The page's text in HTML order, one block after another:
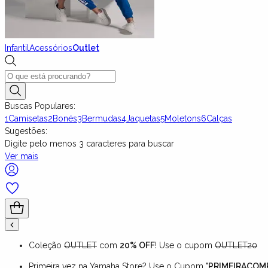
Infantil AcessóriosOutlet
Buscas Populares:
1Camisetas2Bonés3Bermudas4Jaquetas5Moletons6Calças
Sugestões:
Digite pelo menos 3 caracteres para buscar
Ver mais
Coleção OUTLET com 20% OFF! Use o cupom OUTLET20